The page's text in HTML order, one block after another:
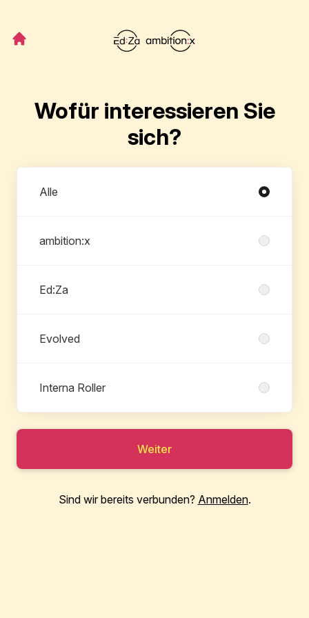
Wofür interessieren Sie
sich?
Alle
ambition:x
Ed:Za
Evolved
Interna Roller
Weiter
Sind wir bereits verbunden? Anmelden.